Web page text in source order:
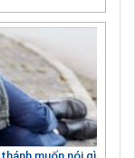
muốn nói gì